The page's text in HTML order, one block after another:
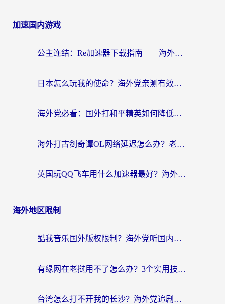
加速国内游戏
公主连结：Re加速器下载指南——海外党不再错过国服活动的秘密武器
日本怎么玩我的使命？海外党亲测有效的国服游戏加速指南（附避坑技巧）
海外党必看：国外打和平精英如何降低延迟？附3款热门国服游戏加速方案
海外打古剑奇谭OL网络延迟怎么办？老玩家亲测有效的加速器选择指南
英国玩QQ飞车用什么加速器最好？海外党亲测，告别漂移卡顿的终极选择
海外地区限制
酷我音乐国外版权限制？海外党听国内歌、玩游戏、看剧的一站式解决方案
有缘网在老挝用不了怎么办？3个实用技巧解决海外访问国内服务难题
台湾怎么打不开我的长沙？海外党追剧看片、用环球时报不卡的实用指南